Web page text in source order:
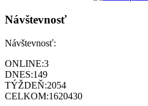
Návštevnosť
Návštevnosť:
ONLINE:3
DNES:149
TÝŽDEŇ:2054
CELKOM:1620430